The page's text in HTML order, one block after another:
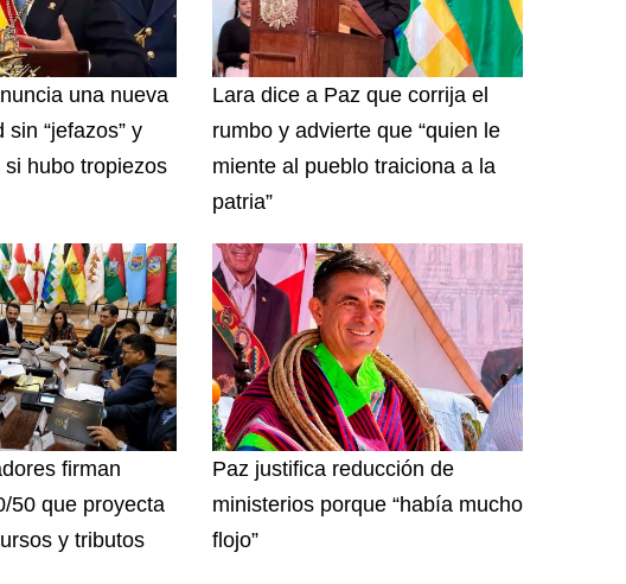
una nueva
“jefazos” y
hubo tropiezos
Lara dice a Paz que corrija el
rumbo y advierte que “quien le
miente al pueblo traiciona a la
patria”
firman
50 que proyecta
y tributos
Paz justifica reducción de
ministerios porque “había mucho
flojo”